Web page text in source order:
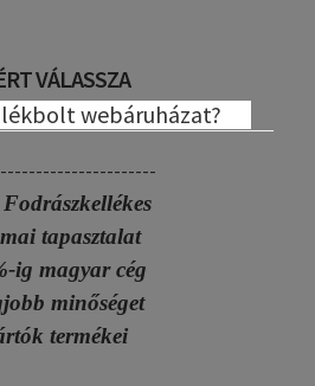
VÁLASSZA
webáruházat?
tapasztalat
ig magyar cég
minőséget
termékei